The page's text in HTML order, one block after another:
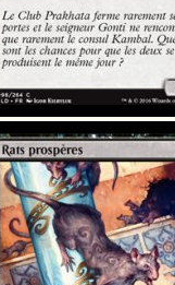
Rats prospères